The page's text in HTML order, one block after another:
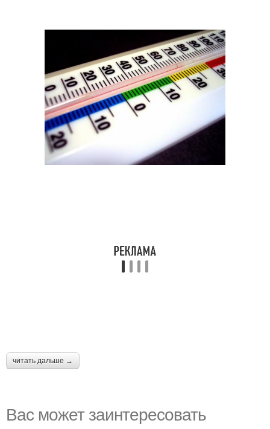
читать дальше →
Вас может заинтересовать